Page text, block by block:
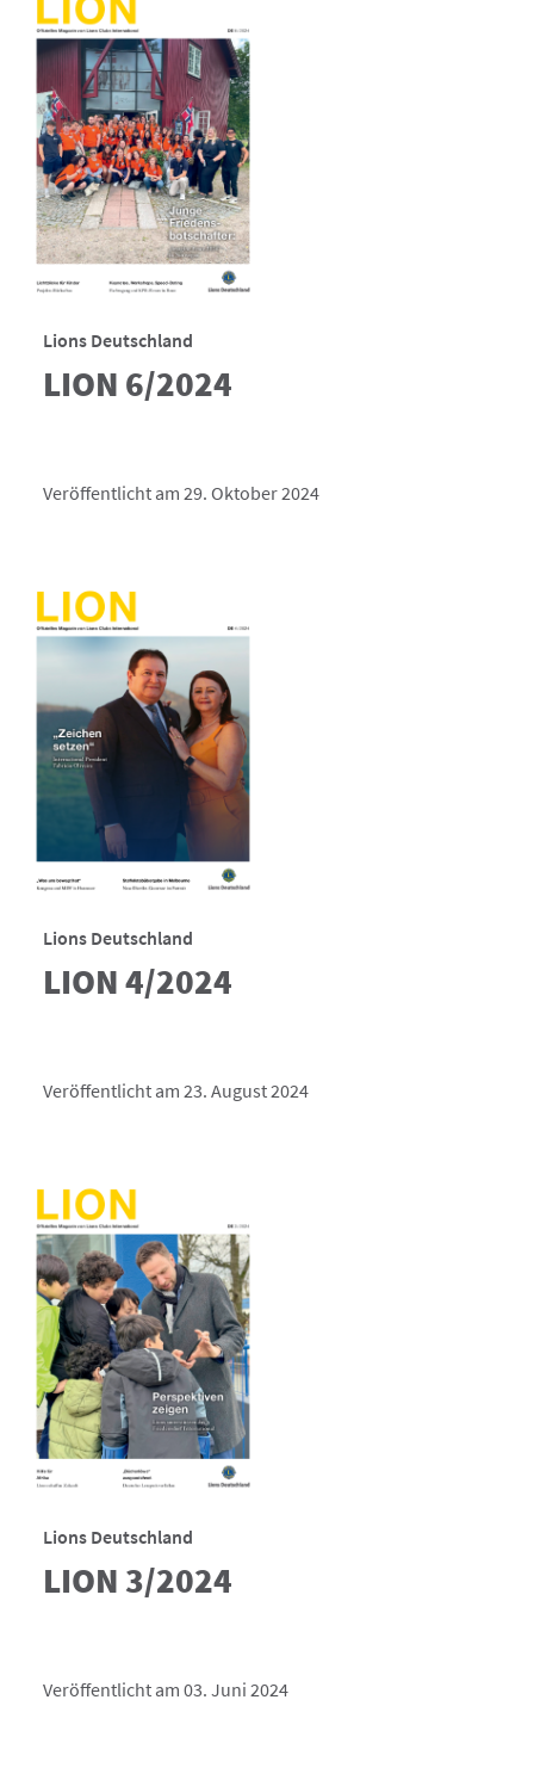
Lions Deutschland
LION 6/2024
Veröffentlicht am 29. Oktober 2024
Lions Deutschland
LION 4/2024
Veröffentlicht am 23. August 2024
Lions Deutschland
LION 3/2024
Veröffentlicht am 03. Juni 2024